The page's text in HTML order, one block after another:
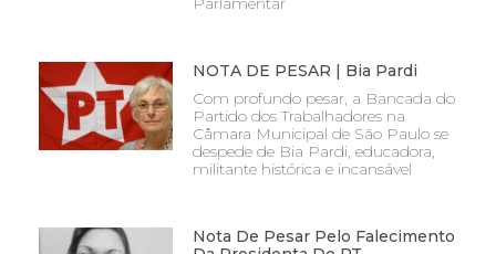
NOTA DE PESAR | Bia Pardi
Com profundo pesar, a Bancada do
Partido dos Trabalhadores na
Câmara Municipal de São Paulo se
despede de Bia Pardi, educadora,
militante histórica e incansável
Nota De Pesar Pelo Falecimento